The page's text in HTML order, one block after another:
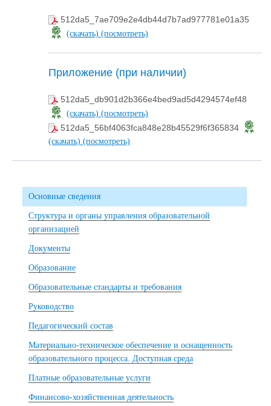
512da5_7ae709e2e4db44d7b7ad977781e01a35
(скачать) (посмотреть)
Приложение (при наличии)
512da5_db901d2b366e4bed9ad5d4294574ef48
(скачать) (посмотреть)
512da5_56bf4063fca848e28b45529f6f365834
(скачать) (посмотреть)
Основные сведения
Структура и органы управления образовательной
организацией
Документы
Образование
Образовательные стандарты и требования
Руководство
Педагогический состав
Материально-техническое обеспечение и оснащенность
образовательного процесса. Доступная среда
Платные образовательные услуги
Финансово-хозяйственная деятельность